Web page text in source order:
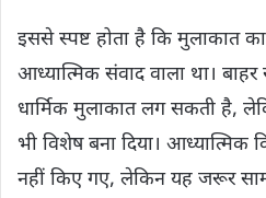
इससे स्पष्ट होता है कि मुलाकात
आध्यात्मिक संवाद वाला था।
धार्मिक मुलाकात लग सकती है,
भी विशेष बना दिया। आध्यात्मिक
नहीं किए गए, लेकिन यह जरूर